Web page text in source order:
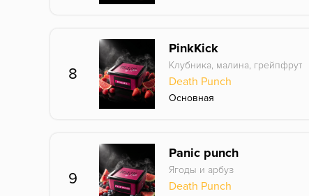
8
PinkKick
Клубника, малина, грейпфрут
Death Punch
Основная
9
Panic punch
Ягоды и арбуз
Death Punch